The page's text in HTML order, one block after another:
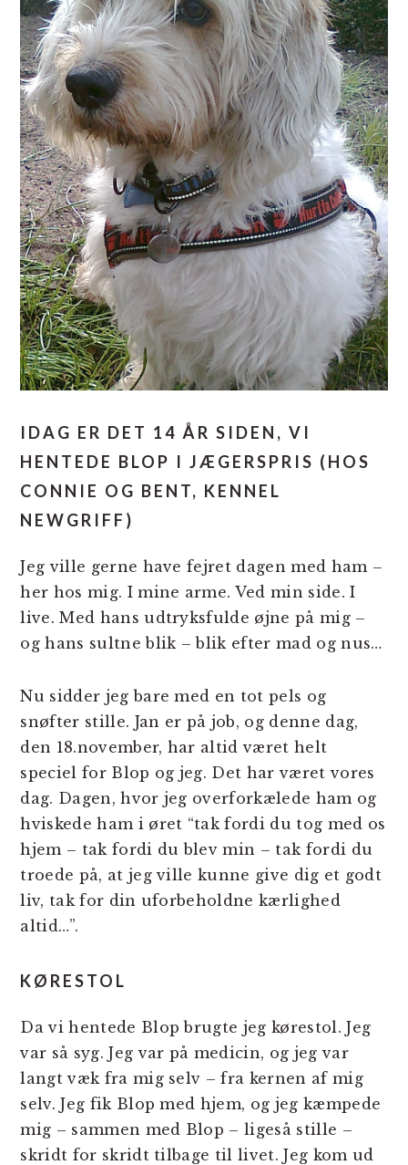
IDAG ER DET 14 ÅR SIDEN, VI
HENTEDE BLOP I JÆGERSPRIS (HOS
CONNIE OG BENT, KENNEL
NEWGRIFF)
Jeg ville gerne have fejret dagen med ham –
her hos mig. I mine arme. Ved min side. I
live. Med hans udtryksfulde øjne på mig –
og hans sultne blik – blik efter mad og nus…
Nu sidder jeg bare med en tot pels og
snøfter stille. Jan er på job, og denne dag,
den 18.november, har altid været helt
speciel for Blop og jeg. Det har været vores
dag. Dagen, hvor jeg overforkælede ham og
hviskede ham i øret “tak fordi du tog med os
hjem – tak fordi du blev min – tak fordi du
troede på, at jeg ville kunne give dig et godt
liv, tak for din uforbeholdne kærlighed
altid…”.
KØRESTOL
Da vi hentede Blop brugte jeg kørestol. Jeg
var så syg. Jeg var på medicin, og jeg var
langt væk fra mig selv – fra kernen af mig
selv. Jeg fik Blop med hjem, og jeg kæmpede
mig – sammen med Blop – ligeså stille –
skridt for skridt tilbage til livet. Jeg kom ud